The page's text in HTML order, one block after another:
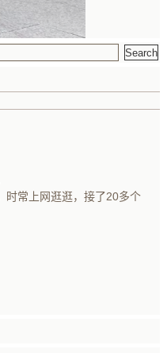
时常上网逛逛，接了20多个